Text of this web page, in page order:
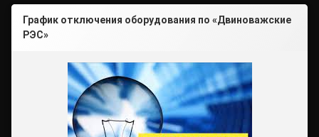
График отключения оборудования по «Двиноважские
РЭС»